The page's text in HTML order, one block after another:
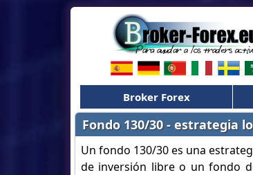
Broker Forex
Fondo 130/30 - estrategia
Un fondo 130/30 es una
de inversión libre o un fondo